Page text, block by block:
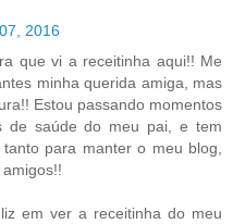
2016
que vi a receitinha aqui!! Me
minha querida amiga, mas
Estou passando momentos
de saúde do meu pai, e tem
para manter o meu blog,
em ver a receitinha do meu